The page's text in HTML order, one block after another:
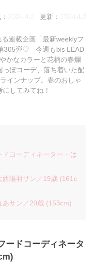
2024.4.2 更新：2024.4.2
連載企画「最新weeklyフ
305弾♡ 今週もbis LEAD
かなカラーと花柄の春爛
ぽコーデ、落ち着いた配
インナップ。春のおしゃ
してみてね！
コーディネーター・は
陽羽サン／19歳 (161c
サン／20歳 (153cm)
ードコーディネータ